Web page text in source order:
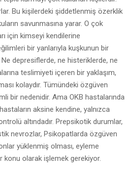
Bu kişilerdeki şiddetlenmiş özerklik
savunmasına yarar. O çok
için kimseyi kendilerine
bir yanlarıyla kuşkunun bir
depresiflerde, ne histeriklerde, ne
teslimiyeti içeren bir yaklaşım,
kolaydır. Tümündeki özgüven
bir nedenidir. Ama OKB hastalarında
aksine kendine, yalnızca
altındadır. Prepsikotik durumlar,
nevrozlar, Psikopatlarda özgüven
yüklenmiş olması, eyleme
konu olarak işlemek gerekiyor.